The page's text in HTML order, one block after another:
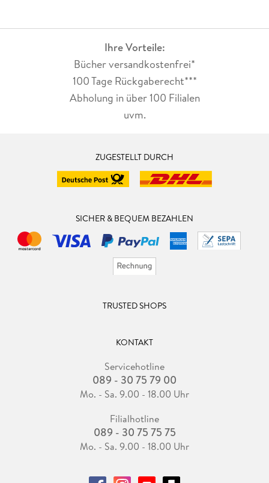
Ihre Vorteile:
Bücher versandkostenfrei*
100 Tage Rückgaberecht***
Abholung in über 100 Filialen
uvm.
ZUGESTELLT DURCH
SICHER & BEQUEM BEZAHLEN
TRUSTED SHOPS
KONTAKT
Servicehotline
089 - 30 75 79 00
Mo. - Sa. 9.00 - 18.00 Uhr
Filialhotline
089 - 30 75 75 75
Mo. - Sa. 9.00 - 18.00 Uhr